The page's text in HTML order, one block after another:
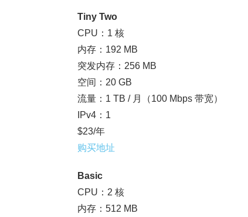
Tiny Two
CPU：1 核
内存：192 MB
突发内存：256 MB
空间：20 GB
流量：1 TB / 月（100 Mbps 带宽）
IPv4：1
$23/年
购买地址
Basic
CPU：2 核
内存：512 MB